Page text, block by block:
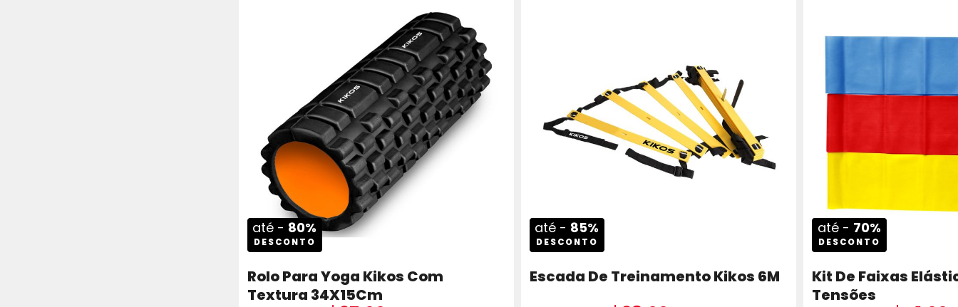
até - 80%
DESCONTO
Rolo Para Yoga Kikos Com
Textura 34X15Cm
até - 85%
DESCONTO
Escada De Treinamento Kikos 6M
até - 70%
DESCONTO
Kit De Faixas
Tensões